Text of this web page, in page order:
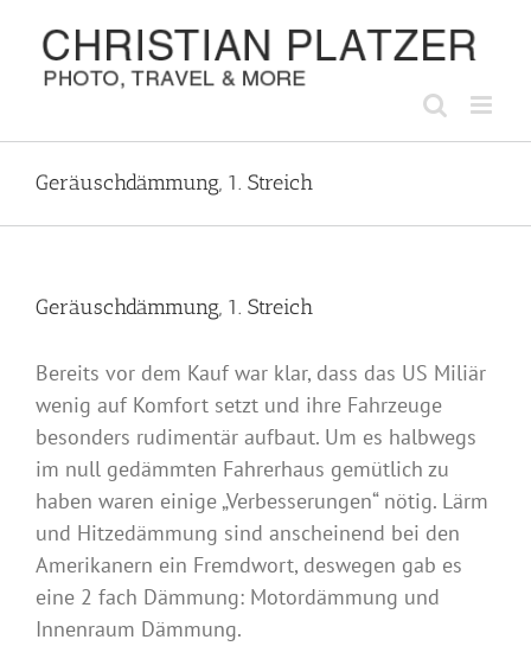
Inhalt
springen
Geräuschdämmung, 1. Streich
Geräuschdämmung, 1. Streich
Bereits vor dem Kauf war klar, dass das US Miliär
wenig auf Komfort setzt und ihre Fahrzeuge
besonders rudimentär aufbaut. Um es halbwegs
im null gedämmten Fahrerhaus gemütlich zu
haben waren einige „Verbesserungen“ nötig. Lärm
und Hitzedämmung sind anscheinend bei den
Amerikanern ein Fremdwort, deswegen gab es
eine 2 fach Dämmung: Motordämmung und
Innenraum Dämmung.